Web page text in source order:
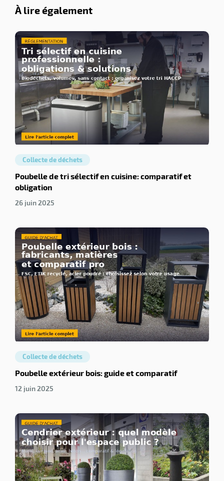
À lire également
Collecte de déchets
Poubelle de tri sélectif en cuisine: comparatif et
obligation
26 juin 2025
Collecte de déchets
Poubelle extérieur bois: guide et comparatif
12 juin 2025